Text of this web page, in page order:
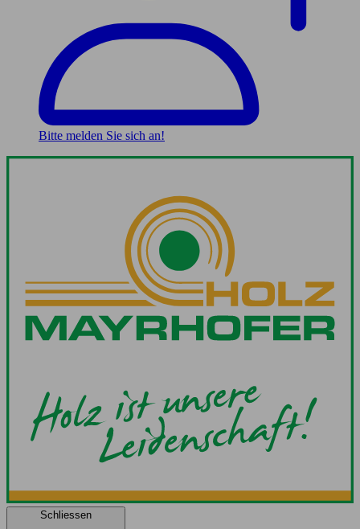
Bitte melden Sie sich an!
Schliessen